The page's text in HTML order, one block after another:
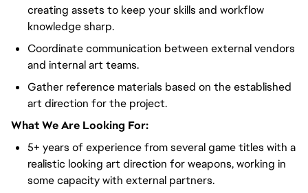
creating assets to keep your skills and workflow
knowledge sharp.
Coordinate communication between external vendors
and internal art teams.
Gather reference materials based on the established
art direction for the project.
What We Are Looking For:
5+ years of experience from several game titles with a
realistic looking art direction for weapons, working in
some capacity with external partners.